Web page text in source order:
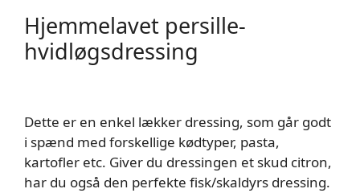
Hjemmelavet persille-
hvidløgsdressing
Dette er en enkel lækker dressing, som går godt
i spænd med forskellige kødtyper, pasta,
kartofler etc. Giver du dressingen et skud citron,
har du også den perfekte fisk/skaldyrs dressing.